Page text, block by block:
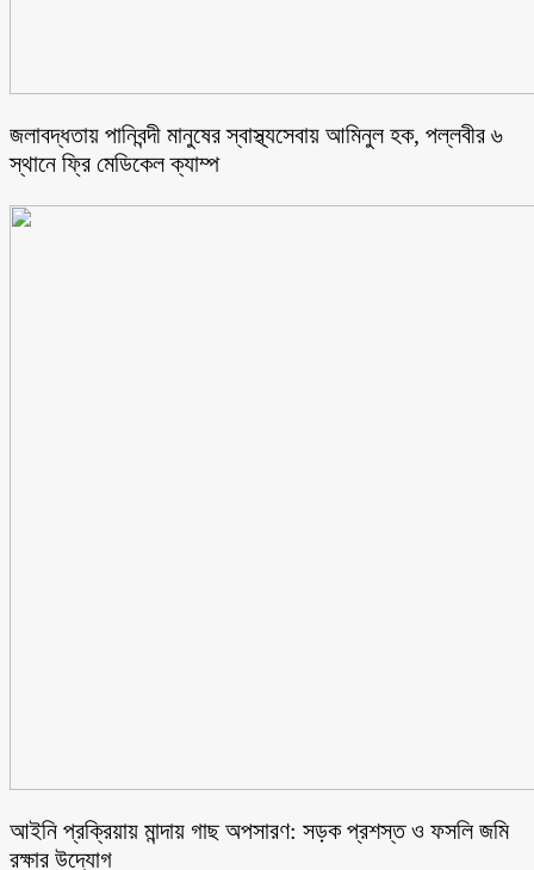
জলাবদ্ধতায় পানিবন্দী মানুষের স্বাস্থ্যসেবায় আমিনুল হক, পল্লবীর ৬
স্থানে ফ্রি মেডিকেল ক্যাম্প
আইনি প্রক্রিয়ায় মান্দায় গাছ অপসারণ: সড়ক প্রশস্ত ও ফসলি জমি
রক্ষার উদ্যোগ